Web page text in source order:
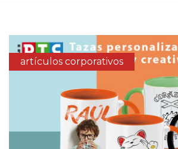
artículos corporativos